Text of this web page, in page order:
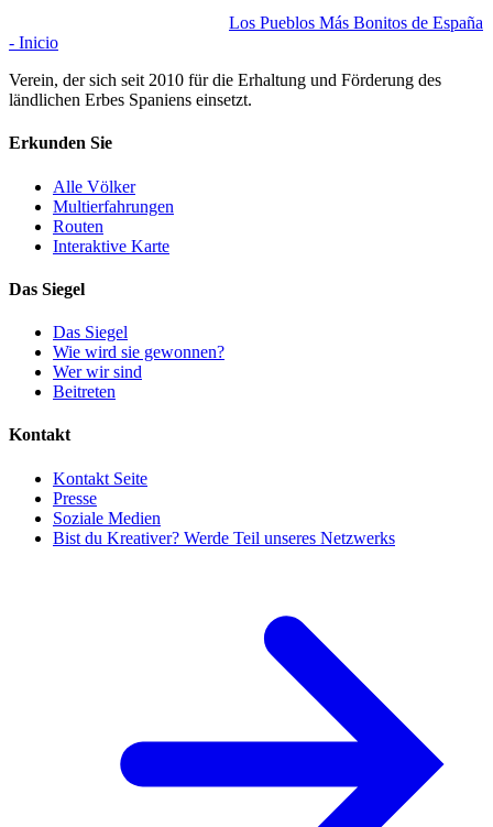
Los Pueblos Más Bonitos de España
- Inicio
Verein, der sich seit 2010 für die Erhaltung und Förderung des
ländlichen Erbes Spaniens einsetzt.
Erkunden Sie
Alle Völker
Multierfahrungen
Routen
Interaktive Karte
Das Siegel
Das Siegel
Wie wird sie gewonnen?
Wer wir sind
Beitreten
Kontakt
Kontakt Seite
Presse
Soziale Medien
Bist du Kreativer? Werde Teil unseres Netzwerks